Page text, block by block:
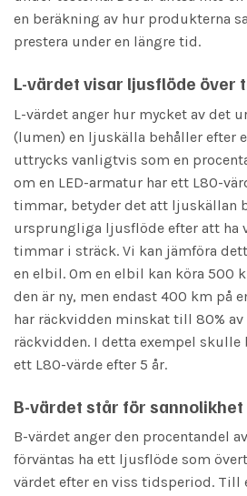
en beräkning av hur produkterna
prestera under en längre tid.
L-värdet visar ljusflöde över
L-värdet anger hur mycket av det
(lumen) en ljuskälla behåller efter
uttrycks vanligtvis som en
om en LED-armatur har ett L80-
timmar, betyder det att ljuskällan
ursprungliga ljusflöde efter att ha
timmar i sträck. Vi kan jämföra
en elbil. Om en elbil kan köra 500
den är ny, men endast 400 km på
har räckvidden minskat till 80%
räckvidden. I detta exempel skulle
ett L80-värde efter 5 år.
B-värdet står för sannolikhet
B-värdet anger den procentandel
förväntas ha ett ljusflöde som
värdet efter en viss tidsperiod. Till